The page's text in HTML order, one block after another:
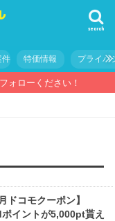
search
件 特価情報 プライバ
ォローください！
ドコモクーポン】
イントが5,000pt貰え